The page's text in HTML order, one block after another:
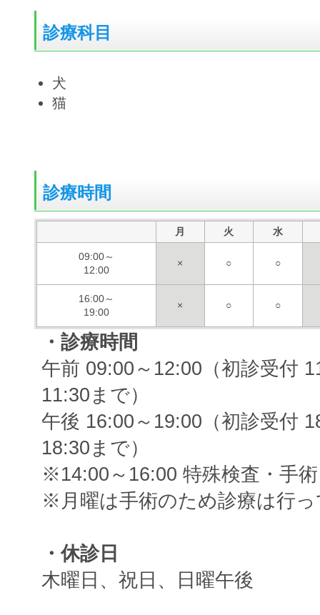
診療科目
犬
猫
診療時間
月 火 水
09:00～
12:00
× ○ ○
16:00～
19:00
× ○ ○
・診療時間
午前 09:00～12:00（初診受付
11:30まで）
午後 16:00～19:00（初診受付
18:30まで）
※14:00～16:00 特殊検査・手術
※月曜は手術のため診療は行
・休診日
木曜日、祝日、日曜午後